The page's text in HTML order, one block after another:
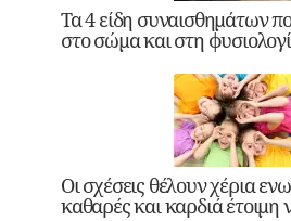
Τα 4 είδη συναισθημάτων
στο σώμα και στη
Οι σχέσεις θέλουν χέρια
καθαρές και καρδιά έτοιμη